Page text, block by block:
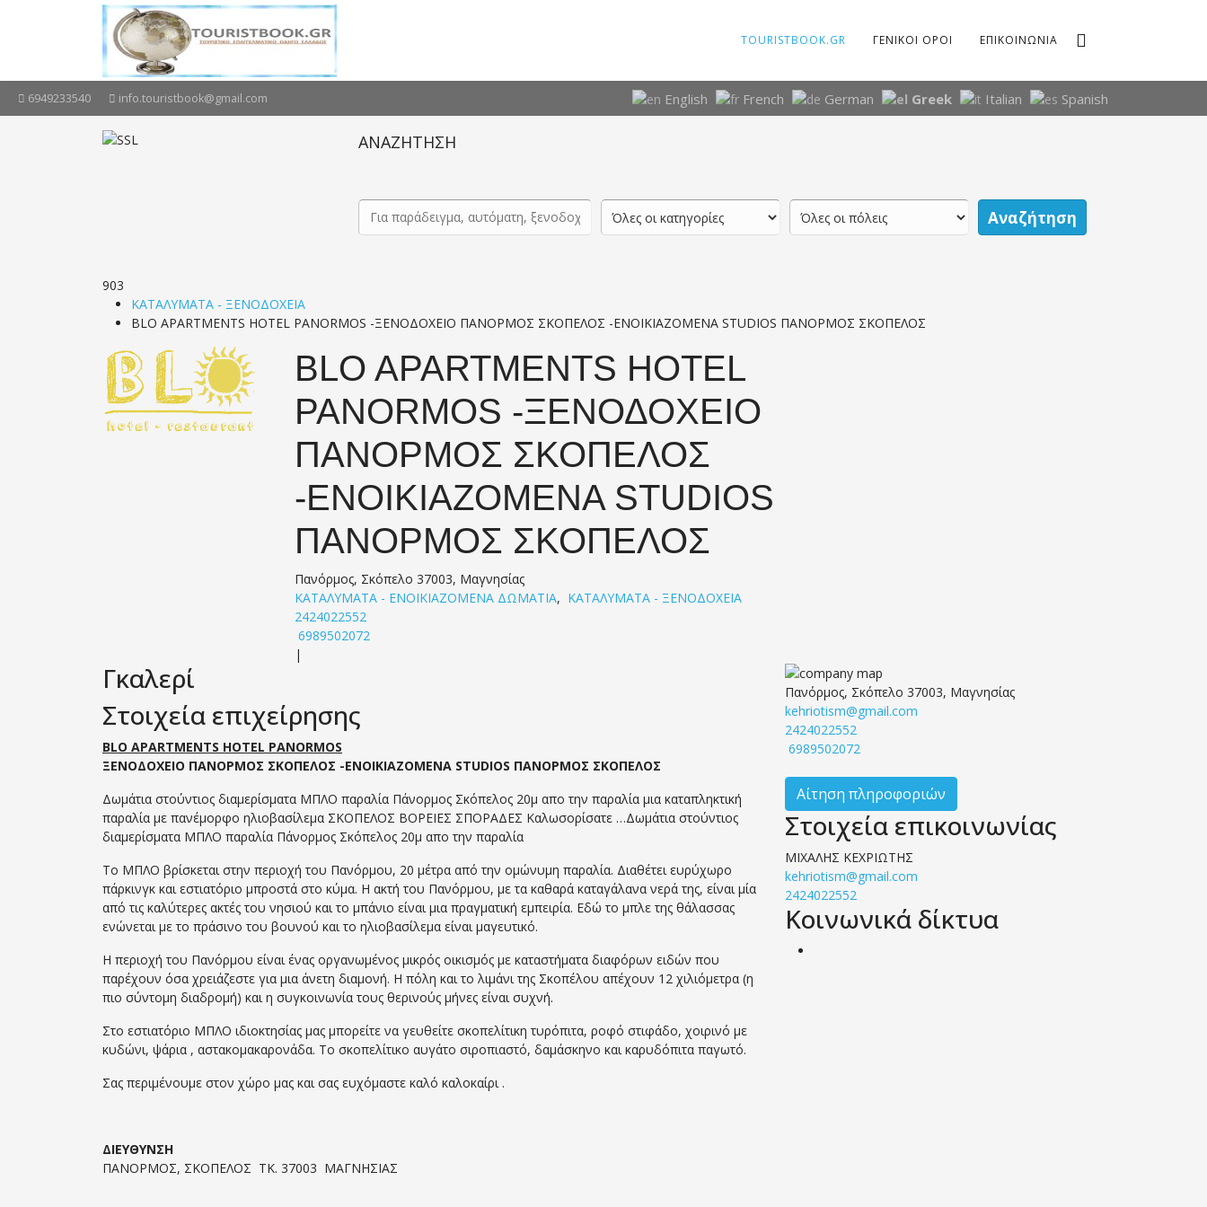
TOURISTBOOK.GR ΓΕΝΙΚΟΙ ΟΡΟΙ ΕΠΙΚΟΙΝΩΝΙΑ
6949233540 info.touristbook@gmail.com English French German Greek Italian Spanish
ΑΝΑΖΗΤΗΣΗ
Αναζήτηση
903
ΚΑΤΑΛΥΜΑΤΑ - ΞΕΝΟΔΟΧΕΙΑ
BLO APARTMENTS HOTEL PANORMOS -ΞΕΝΟΔΟΧΕΙΟ ΠΑΝΟΡΜΟΣ ΣΚΟΠΕΛΟΣ -ΕΝΟΙΚΙΑΖΟΜΕΝΑ STUDIOS ΠΑΝΟΡΜΟΣ ΣΚΟΠΕΛΟΣ
BLO APARTMENTS HOTEL
PANORMOS -ΞΕΝΟΔΟΧΕΙΟ
ΠΑΝΟΡΜΟΣ ΣΚΟΠΕΛΟΣ
-ΕΝΟΙΚΙΑΖΟΜΕΝΑ STUDIOS
ΠΑΝΟΡΜΟΣ ΣΚΟΠΕΛΟΣ
Πανόρμος, Σκόπελο 37003, Μαγνησίας
ΚΑΤΑΛΥΜΑΤΑ - ΕΝΟΙΚΙΑΖΟΜΕΝΑ ΔΩΜΑΤΙΑ, ΚΑΤΑΛΥΜΑΤΑ - ΞΕΝΟΔΟΧΕΙΑ
2424022552
6989502072
|
Γκαλερί
Στοιχεία επιχείρησης
BLO APARTMENTS HOTEL PANORMOS
ΞΕΝΟΔΟΧΕΙΟ ΠΑΝΟΡΜΟΣ ΣΚΟΠΕΛΟΣ -ΕΝΟΙΚΙΑΖΟΜΕΝΑ STUDIOS ΠΑΝΟΡΜΟΣ ΣΚΟΠΕΛΟΣ
Δωμάτια στούντιος διαμερίσματα ΜΠΛΟ παραλία Πάνορμος Σκόπελος 20μ απο την παραλία μια καταπληκτική
παραλία με πανέμορφο ηλιοβασίλεμα ΣΚΟΠΕΛΟΣ ΒΟΡΕΙΕΣ ΣΠΟΡΑΔΕΣ Καλωσορίσατε …Δωμάτια στούντιος
διαμερίσματα ΜΠΛΟ παραλία Πάνορμος Σκόπελος 20μ απο την παραλία
To ΜΠΛΟ βρίσκεται στην περιοχή του Πανόρμου, 20 μέτρα από την ομώνυμη παραλία. Διαθέτει ευρύχωρο
πάρκινγκ και εστιατόριο μπροστά στο κύμα. Η ακτή του Πανόρμου, με τα καθαρά καταγάλανα νερά της, είναι μία
από τις καλύτερες ακτές του νησιού και το μπάνιο είναι μια πραγματική εμπειρία. Εδώ το μπλε της θάλασσας
ενώνεται με το πράσινο του βουνού και το ηλιοβασίλεμα είναι μαγευτικό.
Η περιοχή του Πανόρμου είναι ένας οργανωμένος μικρός οικισμός με καταστήματα διαφόρων ειδών που
παρέχουν όσα χρειάζεστε για μια άνετη διαμονή. Η πόλη και το λιμάνι της Σκοπέλου απέχουν 12 χιλιόμετρα (η
πιο σύντομη διαδρομή) και η συγκοινωνία τους θερινούς μήνες είναι συχνή.
Στο εστιατόριο ΜΠΛΟ ιδιοκτησίας μας μπορείτε να γευθείτε σκοπελίτικη τυρόπιτα, ροφό στιφάδο, χοιρινό με
κυδώνι, ψάρια , αστακομακαρονάδα. Το σκοπελίτικο αυγάτο σιροπιαστό, δαμάσκηνο και καρυδόπιτα παγωτό.
Σας περιμένουμε στον χώρο μας και σας ευχόμαστε καλό καλοκαίρι .
ΔΙΕΥΘΥΝΣΗ
ΠΑΝΟΡΜΟΣ, ΣΚΟΠΕΛΟΣ ΤΚ. 37003 ΜΑΓΝΗΣΙΑΣ
Πανόρμος, Σκόπελο 37003, Μαγνησίας
kehriotism@gmail.com
2424022552
6989502072
Αίτηση πληροφοριών
Στοιχεία επικοινωνίας
ΜΙΧΑΛΗΣ ΚΕΧΡΙΩΤΗΣ
kehriotism@gmail.com
2424022552
Κοινωνικά δίκτυα